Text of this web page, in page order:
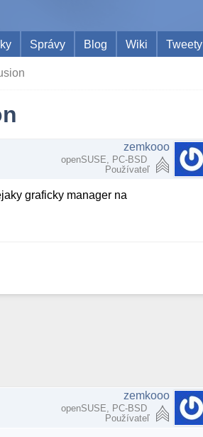
Správy Blog Wiki Tweety
zemkooo
openSUSE, PC-BSD
Používateľ
graficky manager na
zemkooo
openSUSE, PC-BSD
Používateľ